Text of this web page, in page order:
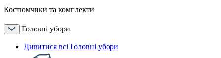
Костюмчики та комплекти
Головні убори
Дивитися всі Головні убори